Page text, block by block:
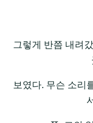
그렇게 반쯤 내려
보였다. 무슨 소리